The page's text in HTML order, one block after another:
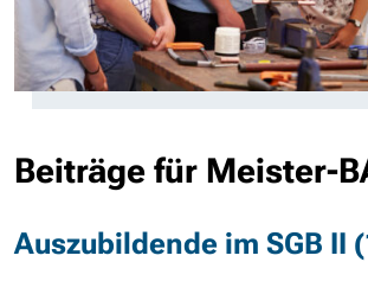
Beiträge für Meister-
Auszubildende im SGB II